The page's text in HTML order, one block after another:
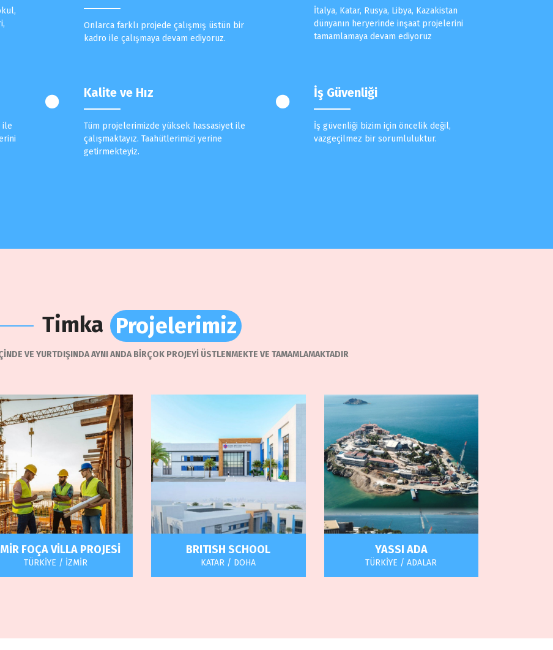
Onlarca farklı projede çalışmış üstün bir
kadro ile çalışmaya devam ediyoruz.
İtalya, Katar, Rusya, Libya, Kazakistan
dünyanın heryerinde inşaat projelerini
tamamlamaya devam ediyoruz
ile
Kalite ve Hız
Tüm projelerimizde yüksek hassasiyet ile
çalışmaktayız. Taahütlerimizi yerine
getirmekteyiz.
İş Güvenliği
İş güvenliği bizim için öncelik değil,
vazgeçilmez bir sorumluluktur.
Timka Projelerimiz
Projelerimiz
VE YURTDIŞINDA AYNI ANDA BİRÇOK PROJEYİ ÜSTLENMEKTE VE TAMAMLAMAKTADIR
FOÇA VİLLA PROJESİ
TÜRKİYE / İZMİR
BRITISH SCHOOL
KATAR / DOHA
YASSI ADA
TÜRKİYE / ADALAR